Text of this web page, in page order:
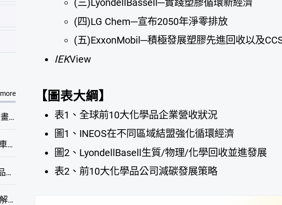
more
歐盟CBAM 填報實戰暨監測計畫說明會(臺中場)
AI浪潮 x 綠色未來：智慧電動車新商機研討會
企業減碳及永續工作坊─國際品牌綠色供應鏈永續管理與實務演練(臺中場)
AI機器人產業脈動與關鍵技術解析研討會
(三)LyondellBassell─實踐塑膠循環新經濟
(四)LG Chem─宣布2050年淨零排放
(五)ExxonMobil─積極發展塑膠先進回收以及
IEKView
【圖表大綱】
表1、全球前10大化學品企業營收狀況
圖1、INEOS在不同區域結盟強化循環經濟
圖2、LyondellBasell生質/物理/化學回收並進發展
表2、前10大化學品公司減碳發展策略